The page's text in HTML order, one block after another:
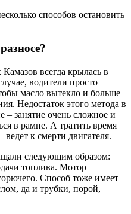
способов остановить
всегда крылась в
водители просто
масло вытекло и больше
Недостаток этого метода в
– занятие очень сложное и
в рампе. А тратить время
к смерти двигателя.
следующим образом:
топлива. Мотор
Способ тоже имеет
да и трубки, порой,